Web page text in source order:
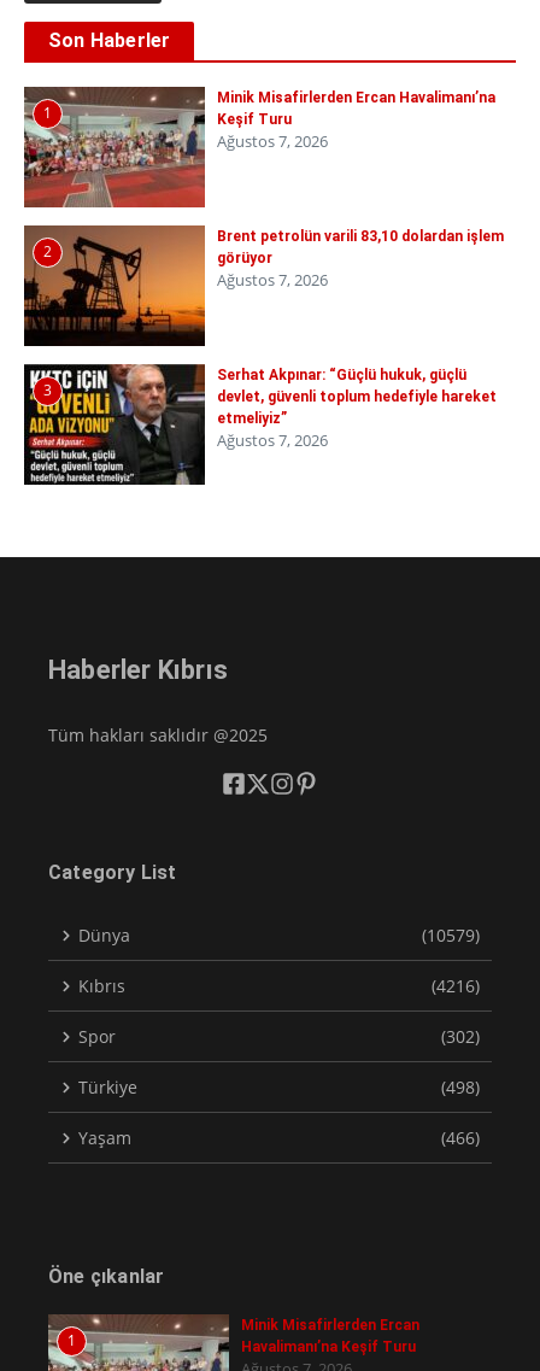
Son Haberler
1
Minik Misafirlerden Ercan Havalimanı’na
Keşif Turu
Ağustos 7, 2026
2
Brent petrolün varili 83,10 dolardan işlem
görüyor
Ağustos 7, 2026
3
Serhat Akpınar: “Güçlü hukuk, güçlü
devlet, güvenli toplum hedefiyle hareket
etmeliyiz”
Ağustos 7, 2026
Haberler Kıbrıs
Tüm hakları saklıdır @2025
Category List
Dünya (10579)
Kıbrıs (4216)
Spor (302)
Türkiye (498)
Yaşam (466)
Öne çıkanlar
1
Minik Misafirlerden Ercan
Havalimanı’na Keşif Turu